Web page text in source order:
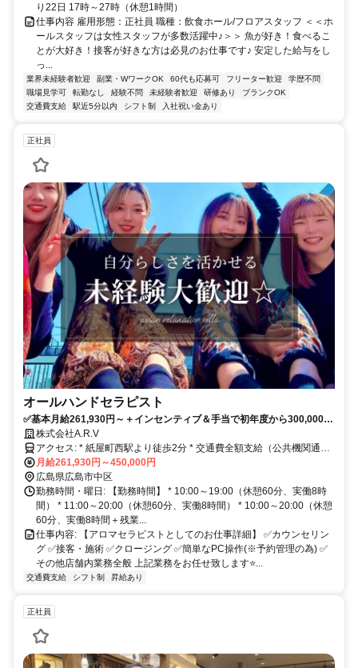
り22日 17時～27時（休憩1時間）
仕事内容 雇用形態：正社員 職種：飲食ホール/フロアスタッフ ＜＜ホ
ールスタッフは女性スタッフが多数活躍中♪＞＞ 魚が好き！食べるこ
とが大好き！接客が好きな方は必見のお仕事です♪ 安定した給与をし
っ...
業界未経験者歓迎 副業・WワークOK 60代も応募可 フリーター歓迎
学歴不問
職場見学可
転勤なし 経験不問 未経験者歓迎 研修あり
ブランクOK
交通費支給
駅近5分以内 シフト制 入社祝い金あり
正社員
オールハンドセラピスト
✅基本月給261,930円～＋インセンティブ＆手当で初年度から300,000円
超も可能です◎
株式会社A.R.V
アクセス: * 紙屋町西駅より徒歩2分 * 交通費全額支給（公共機関通
勤、実費全額支給）
月給261,930円～450,000円
広島県広島市中区
勤務時間・曜日: 【勤務時間】 * 10:00～19:00（休憩60分、実働8時
間） * 11:00～20:00（休憩60分、実働8時間） * 10:00～20:00（休憩
60分、実働8時間＋残業...
仕事内容: 【アロマセラピストとしてのお仕事詳細】 ✅カウンセリン
グ ✅接客・施術 ✅クロージング ✅簡単なPC操作(※予約管理の為) ✅
その他店舗内業務全般 上記業務をお任せ致します⭐...
交通費支給 シフト制 昇給あり
正社員